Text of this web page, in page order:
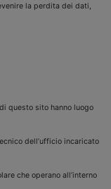
la perdita dei dati,
questo sito hanno luogo
dell’ufficio incaricato
che operano all’interno